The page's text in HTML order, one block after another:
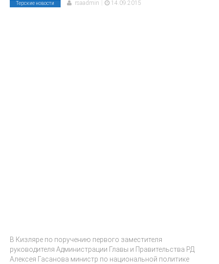
Терские новости rsaadmin 14.09.2015
В Кизляре по поручению первого заместителя
руководителя Администрации Главы и Правительства РД
Алексея Гасанова министр по национальной политике